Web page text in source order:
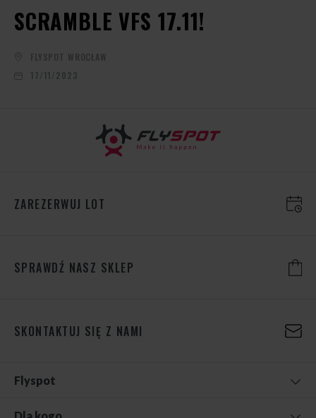
SCRAMBLE VFS 17.11!
FLYSPOT WROCŁAW
17/11/2023
ZAREZERWUJ LOT
SPRAWDŹ NASZ SKLEP
SKONTAKTUJ SIĘ Z NAMI
Flyspot